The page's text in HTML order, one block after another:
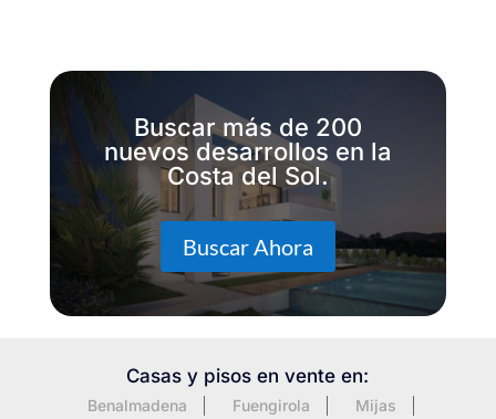
Buscar más de 200
nuevos desarrollos en la
Costa del Sol.
Buscar Ahora
Casas y pisos en vente en:
Benalmadena Fuengirola
Mijas